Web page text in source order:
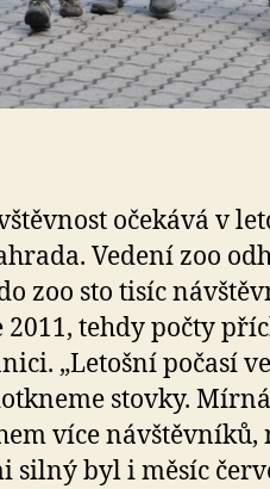
očekává v
Vedení zoo
zoo sto tisíc
2011, tehdy počty
„Letošní počasí
stovky.
více návštěvníků,
silný byl i měsíc